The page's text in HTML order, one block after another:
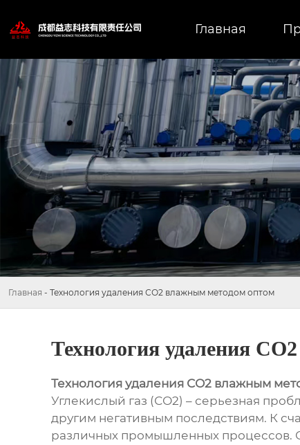
Главная
Главная - Технология удаления СО2 влажным методом оптом
Технология удаления
Технология удаления СО2 влажным
Углекислый газ (СО2) – серьезная
другим негативным последствиям. К
различных промышленных процессов.